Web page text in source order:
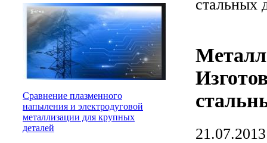
Сравнение плазменного
напыления и электродуговой
металлизации для крупных
деталей
стальных
21.07.2013